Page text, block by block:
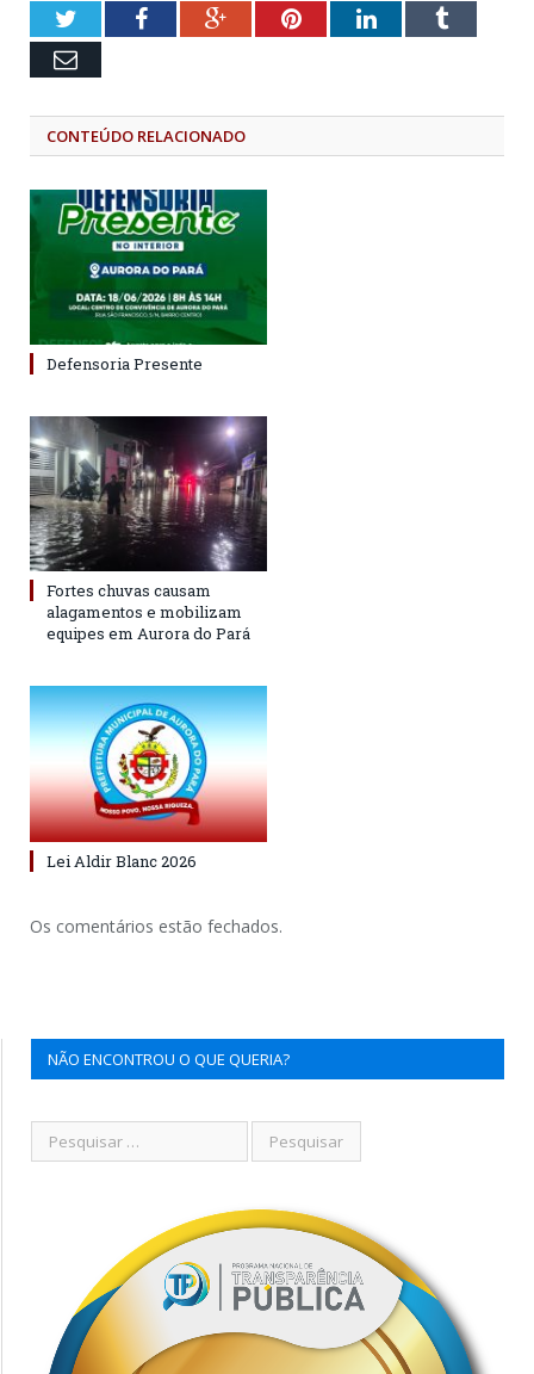
TwitterFacebookGoogle+PinterestLinkedInTumblr
Email
CONTEÚDO RELACIONADO
Defensoria Presente
Fortes chuvas causam
alagamentos e mobilizam
equipes em Aurora do Pará
Lei Aldir Blanc 2026
Os comentários estão fechados.
NÃO ENCONTROU O QUE QUERIA?